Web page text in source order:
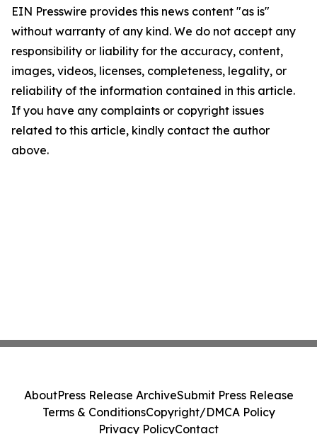
EIN Presswire provides this news content "as is"
without warranty of any kind. We do not accept any
responsibility or liability for the accuracy, content,
images, videos, licenses, completeness, legality, or
reliability of the information contained in this article.
If you have any complaints or copyright issues
related to this article, kindly contact the author
above.
AboutPress Release ArchiveSubmit Press Release
Terms & ConditionsCopyright/DMCA Policy
Privacy PolicyContact